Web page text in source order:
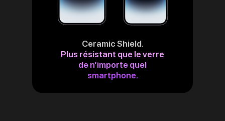
Ceramic Shield.
Plus résistant que le verre
de n’importe quel
smartphone.